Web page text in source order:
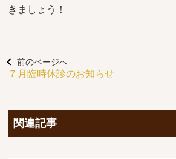
きましょう！
前のページへ
７月臨時休診のお知らせ
関連記事